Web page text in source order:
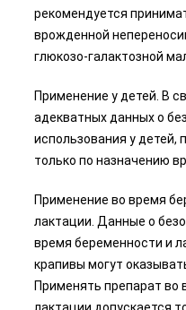
рекомендуется
врожденной
глюкозо-галактозной
Применение у детей. В
адекватных данных о
использования у
только по назначению
Применение во время
лактации. Данные о
время беременности и
крапивы могут
Применять препарат во